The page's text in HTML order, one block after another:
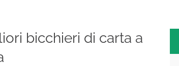
bicchieri di carta a